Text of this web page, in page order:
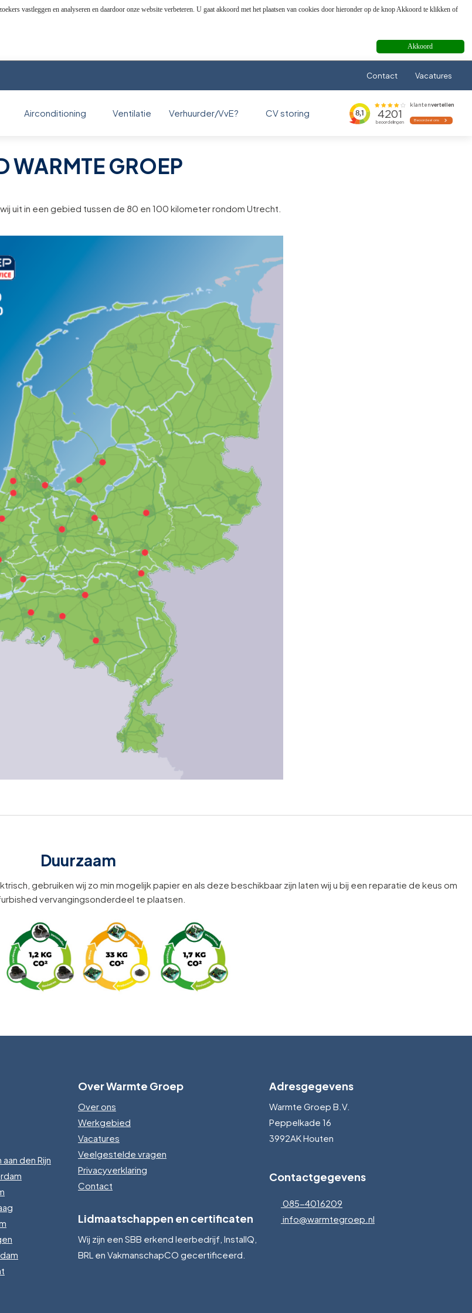
vastleggen en analyseren en daardoor onze website verbeteren. U gaat akkoord met het plaatsen van cookies door hieronder op de knop Akkoord te klikken of
Akkoord
Contact Vacatures
Airconditioning Ventilatie Verhuurder/VvE? CV storing
WARMTE GROEP
uit in een gebied tussen de 80 en 100 kilometer rondom Utrecht.
Duurzaam
gebruiken wij zo min mogelijk papier en als deze beschikbaar zijn laten wij u bij een reparatie de keus om
vervangingsonderdeel te plaatsen.
den Rijn
Over Warmte Groep
Over ons
Werkgebied
Vacatures
Veelgestelde vragen
Privacyverklaring
Contact
Lidmaatschappen en certificaten
Wij zijn een SBB erkend leerbedrijf, InstallQ,
BRL en VakmanschapCO gecertificeerd.
Adresgegevens
Warmte Groep B.V.
Peppelkade 16
3992AK Houten
Contactgegevens
085-4016209
info@warmtegroep.nl